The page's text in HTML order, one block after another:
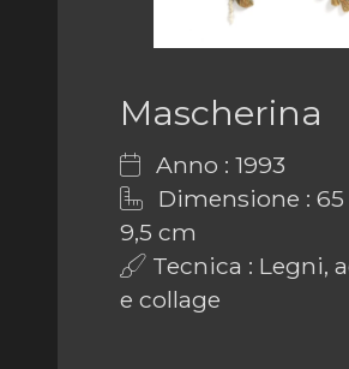
Mascherina
Anno : 1993
Dimensione : 65
9,5 cm
Tecnica : Legni,
e collage